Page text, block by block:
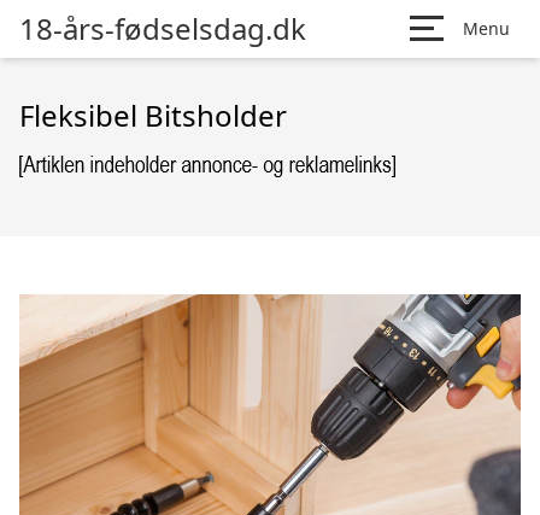
18-års-fødselsdag.dk Menu
Fleksibel Bitsholder